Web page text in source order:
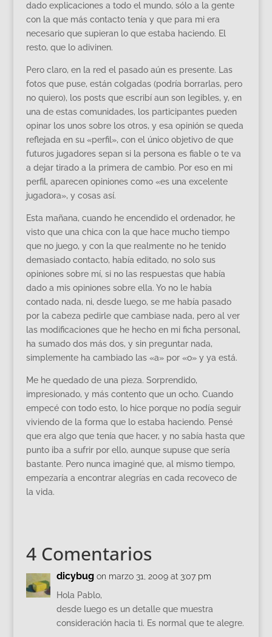
dado explicaciones a todo el mundo, sólo a la gente
con la que más contacto tenía y que para mi era
necesario que supieran lo que estaba haciendo. El
resto, que lo adivinen.
Pero claro, en la red el pasado aún es presente. Las
fotos que puse, están colgadas (podría borrarlas, pero
no quiero), los posts que escribí aun son legibles, y, en
una de estas comunidades, los participantes pueden
opinar los unos sobre los otros, y esa opinión se queda
reflejada en su «perfil», con el único objetivo de que
futuros jugadores sepan si la persona es fiable o te va
a dejar tirado a la primera de cambio. Por eso en mi
perfil, aparecen opiniones como «es una excelente
jugadora», y cosas así.
Esta mañana, cuando he encendido el ordenador, he
visto que una chica con la que hace mucho tiempo
que no juego, y con la que realmente no he tenido
demasiado contacto, había editado, no solo sus
opiniones sobre mí, si no las respuestas que había
dado a mis opiniones sobre ella. Yo no le había
contado nada, ni, desde luego, se me había pasado
por la cabeza pedirle que cambiase nada, pero al ver
las modificaciones que he hecho en mi ficha personal,
ha sumado dos más dos, y sin preguntar nada,
simplemente ha cambiado las «a» por «o» y ya está.
Me he quedado de una pieza. Sorprendido,
impresionado, y más contento que un ocho. Cuando
empecé con todo esto, lo hice porque no podía seguir
viviendo de la forma que lo estaba haciendo. Pensé
que era algo que tenía que hacer, y no sabía hasta que
punto iba a sufrir por ello, aunque supuse que sería
bastante. Pero nunca imaginé que, al mismo tiempo,
empezaría a encontrar alegrías en cada recoveco de
la vida.
4 Comentarios
dicybug on marzo 31, 2009 at 3:07 pm
Hola Pablo,
desde luego es un detalle que muestra
consideración hacia ti. Es normal que te alegre.